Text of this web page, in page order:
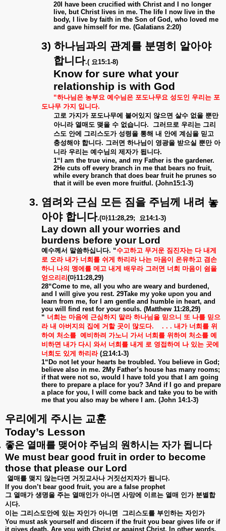
20I have been crucified with Christ and I no longer
live, but Christ lives in me. The life I now live in the
body, I live by faith in the Son of God, who loved me
and gave himself for me. (Galatians 2:20)
3) 하나님과의 관계를 분명히 알아야
합니다.( 요15:1-8)
Know for sure what your
relationship is with God
“하나님은 농부요 예수님은 포도나무요 성도인 우리는 포
도나무 가지 입니다.
고로 가지가 포도나무에 붙어있지 않으면 살수 없을 뿐만
아니라 열매도 맺을 수 없습니다. 그러므로 우리는 그리
스도 안에 그리스도가 성령을 통해 내 안에 계심을 믿고
충성해야 합니다. 그러면 하나님이 영광을 받으실 뿐만 아
니라 우리는 예수님의 제자가 됩니다.
1“I am the true vine, and my Father is the gardener.
2He cuts off every branch in me that bears no fruit,
while every branch that does bear fruit he prunes so
that it will be even more fruitful. (John15:1-3)
3. 염려와 근심 모든 짐을 주님께 내려 놓
아야 합니다.(마11:28,29; 요14:1-3)
Lay down all your worries and
burdens before your Lord
예수께서 말씀하십니다. “수고하고 무거운 짐진자는 다 내게
로 오라 내가 너희를 쉬게 하리라 나는 마음이 온유하고 겸손
하니 나의 멩에를 메고 내게 배우라 그러면 너희 마음이
쉼을
얻으리리 (마11:28,29)
28“Come to me, all you who are weary and burdened,
and I will give you rest. 29Take my yoke upon you and
learn from me, for I am gentle and humble in heart, and
you will find rest for your souls. (Matthew 11:28,29)
“ 너희는 마음에 근심하지 말라 하나님을 믿으니 또 나를 믿으
라 내 아버지의 집에 거할 곳이 많도다. . . . 내가 너희를 위
하여 처소를 예비하려 가노니 가서 너희를 위하여 처소를 예
비하면 내가 다시 와서 너희를 내게 로 영접하여 나 있는 곳에
너희도 있게 하리라 (요14:1-3)
1“Do not let your hearts be troubled. You believe in God;
believe also in me. 2My Father’s house has many rooms;
if that were not so, would I have told you that I am going
there to prepare a place for you? 3And if I go and prepare
a place for you, I will come back and take you to be with
me that you also may be where I am. (John 14:1-3)
우리에게 주시는 교훈
Today’s Lesson
좋은 열매를 맺어야 주님의 원하시는 자가 됩니다
We must bear good fruit in order to become
those that please our Lord
열매를 맺지 않는다면 거짓교사나 거짓선지자가 됩니다.
If you don’t bear good fruit, you are a false prophet
그 열매가 생명을 주는 열매인가 아니면 사망에 이르는 열매 인가 분별합
시다.
이는 그리스도안에 있는 자인가 아니면 그리스도를 부인하는 자인가
You must ask yourself and discern if the fruit you bear gives life or if
it gives death. Are you with Christ or against Christ. In other words,